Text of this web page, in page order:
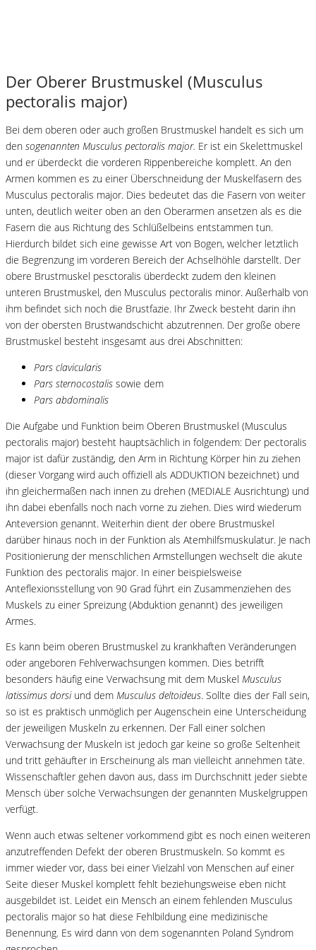
Der Oberer Brustmuskel (Musculus
pectoralis major)
Bei dem oberen oder auch großen Brustmuskel handelt es sich um
den sogenannten Musculus pectoralis major. Er ist ein Skelettmuskel
und er überdeckt die vorderen Rippenbereiche komplett. An den
Armen kommen es zu einer Überschneidung der Muskelfasern des
Musculus pectoralis major. Dies bedeutet das die Fasern von weiter
unten, deutlich weiter oben an den Oberarmen ansetzen als es die
Fasern die aus Richtung des Schlüßelbeins entstammen tun.
Hierdurch bildet sich eine gewisse Art von Bogen, welcher letztlich
die Begrenzung im vorderen Bereich der Achselhöhle darstellt. Der
obere Brustmuskel pesctoralis überdeckt zudem den kleinen
unteren Brustmuskel, den Musculus pectoralis minor. Außerhalb von
ihm befindet sich noch die Brustfazie. Ihr Zweck besteht darin ihn
von der obersten Brustwandschicht abzutrennen. Der große obere
Brustmuskel besteht insgesamt aus drei Abschnitten:
Pars clavicularis
Pars sternocostalis sowie dem
Pars abdominalis
Die Aufgabe und Funktion beim Oberen Brustmuskel (Musculus
pectoralis major) besteht hauptsächlich in folgendem: Der pectoralis
major ist dafür zuständig, den Arm in Richtung Körper hin zu ziehen
(dieser Vorgang wird auch offiziell als ADDUKTION bezeichnet) und
ihn gleichermaßen nach innen zu drehen (MEDIALE Ausrichtung) und
ihn dabei ebenfalls noch nach vorne zu ziehen. Dies wird wiederum
Anteversion genannt. Weiterhin dient der obere Brustmuskel
darüber hinaus noch in der Funktion als Atemhilfsmuskulatur. Je nach
Positionierung der menschlichen Armstellungen wechselt die akute
Funktion des pectoralis major. In einer beispielsweise
Anteflexionsstellung von 90 Grad führt ein Zusammenziehen des
Muskels zu einer Spreizung (Abduktion genannt) des jeweiligen
Armes.
Es kann beim oberen Brustmuskel zu krankhaften Veränderungen
oder angeboren Fehlverwachsungen kommen. Dies betrifft
besonders häufig eine Verwachsung mit dem Muskel Musculus
latissimus dorsiund dem Musculus deltoideus. Sollte dies der Fall sein,
so ist es praktisch unmöglich per Augenschein eine Unterscheidung
der jeweiligen Muskeln zu erkennen. Der Fall einer solchen
Verwachsung der Muskeln ist jedoch gar keine so große Seltenheit
und tritt gehäufter in Erscheinung als man vielleicht annehmen täte.
Wissenschaftler gehen davon aus, dass im Durchschnitt jeder siebte
Mensch über solche Verwachsungen der genannten Muskelgruppen
verfügt.
Wenn auch etwas seltener vorkommend gibt es noch einen weiteren
anzutreffenden Defekt der oberen Brustmuskeln. So kommt es
immer wieder vor, dass bei einer Vielzahl von Menschen auf einer
Seite dieser Muskel komplett fehlt beziehungsweise eben nicht
ausgebildet ist. Leidet ein Mensch an einem fehlenden Musculus
pectoralis major so hat diese Fehlbildung eine medizinische
Benennung. Es wird dann von dem sogenannten Poland Syndrom